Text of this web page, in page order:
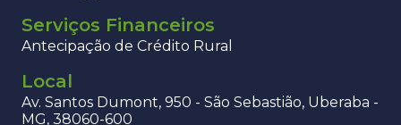
Serviços Financeiros
Antecipação de Crédito Rural
Local
Av. Santos Dumont, 950 - São Sebastião, Uberaba -
MG, 38060-600